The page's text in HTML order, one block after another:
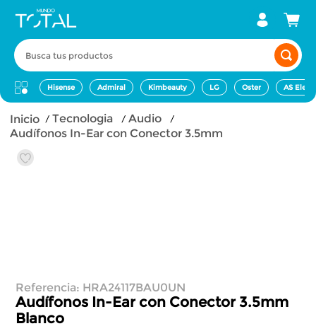
Busca tus productos
Hisense Admiral Kimbeauty LG Oster AS
tecnologia
audio
Audífonos In-Ear con Conector 3.5mm
Referencia: HRA24117BAU0UN
Audífonos In-Ear con Conector 3.5mm
Blanco